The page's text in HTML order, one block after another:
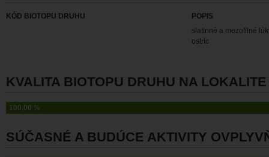
KÓD BIOTOPU DRUHU
POPIS
slatinné a mezofilné
ostríc
KVALITA BIOTOPU DRUHU NA
100,00 %
SÚČASNÉ A BUDÚCE AKTIVITY